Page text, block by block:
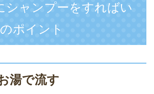
シャンプーをすればい
ポイント
湯で流す